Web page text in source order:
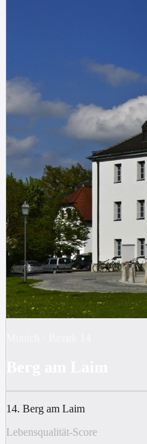
14. Berg am Laim
Lebensqualität-Score